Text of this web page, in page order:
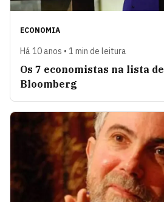
ECONOMIA
Há 10 anos • 1 min de leitura
Os 7 economistas na lista
Bloomberg